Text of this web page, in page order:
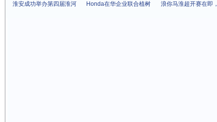
淮安成功举办第四届淮河 Honda在华企业联合植树 浪你马淮超开赛在即